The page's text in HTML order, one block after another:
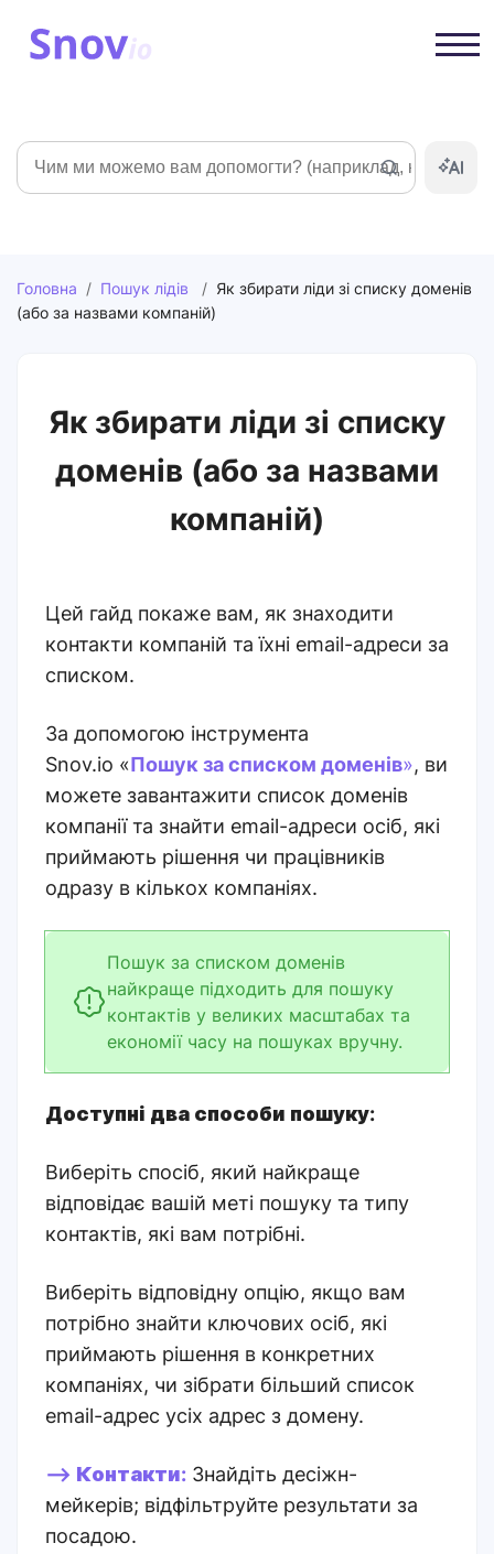
Пошук
Головна / Пошук лідів / Як збирати ліди зі списку доменів
(або за назвами компаній)
Як збирати ліди зі списку
доменів (або за назвами
компаній)
Цей гайд покаже вам, як знаходити
контакти компаній та їхні email-адреси за
списком.
За допомогою інструмента
Snov.io «Пошук за списком доменів», ви
можете завантажити список доменів
компанії та знайти email-адреси осіб, які
приймають рішення чи працівників
одразу в кількох компаніях.
Пошук за списком доменів
найкраще підходить для пошуку
контактів у великих масштабах та
економії часу на пошуках вручну.
Доступні два способи пошуку:
Виберіть спосіб, який найкраще
відповідає вашій меті пошуку та типу
контактів, які вам потрібні.
Виберіть відповідну опцію, якщо вам
потрібно знайти ключових осіб, які
приймають рішення в конкретних
компаніях, чи зібрати більший список
email-адрес усіх адрес з домену.
--> Контакти: Знайдіть десіжн-
мейкерів; відфільтруйте результати за
посадою.